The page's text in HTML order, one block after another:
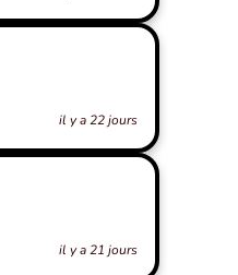
il y a 22 jours
il y a 21 jours